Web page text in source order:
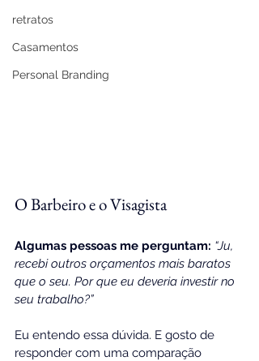
retratos
Casamentos
Personal Branding
O Barbeiro e o Visagista
Algumas pessoas me perguntam: “Ju,
recebi outros orçamentos mais baratos
que o seu. Por que eu deveria investir no
seu trabalho?”
Eu entendo essa dúvida. E gosto de
responder com uma comparação